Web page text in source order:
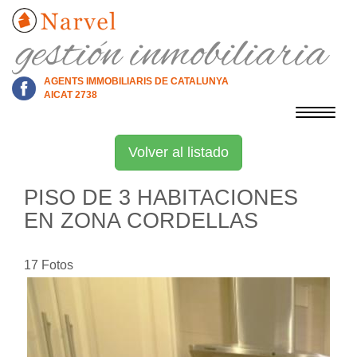
AGENTS IMMOBILIARIS DE CATALUNYA
AICAT 2738
Toggle
Volver al listado
PISO DE 3 HABITACIONES
EN ZONA CORDELLAS
17 Fotos